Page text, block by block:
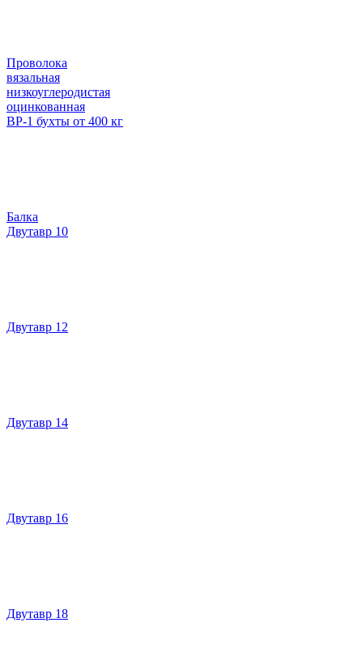
Проволока
вязальная
низкоуглеродистая
оцинкованная
ВР-1 бухты от 400 кг
Балка
Двутавр 10
Двутавр 12
Двутавр 14
Двутавр 16
Двутавр 18